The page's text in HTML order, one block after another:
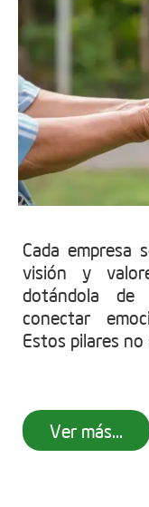
Cada empresa
visión y
dotándola de
conectar
Estos pilares no
Ver más...